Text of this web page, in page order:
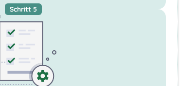
Schritt 5